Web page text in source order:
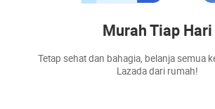
Murah Tiap Hari
Tetap sehat dan bahagia, belanja semua
Lazada dari rumah!